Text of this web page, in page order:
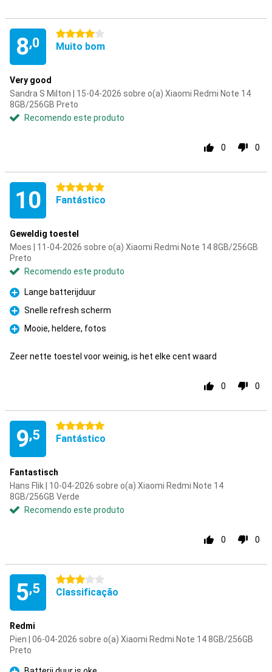
8,0
4 estrelas
Muito bom
Very good
Sandra S Milton | 15-04-2026 sobre o(a) Xiaomi Redmi Note 14
8GB/256GB Preto
Recomendo este produto
0 0
10 5 estrelas
Fantástico
Geweldig toestel
Moes | 11-04-2026 sobre o(a) Xiaomi Redmi Note 14 8GB/256GB
Preto
Recomendo este produto
Prós
Lange batterijduur
Prós
Snelle refresh scherm
Prós
Mooie, heldere, fotos
Zeer nette toestel voor weinig, is het elke cent waard
0 0
9,5
5 estrelas
Fantástico
Fantastisch
Hans Flik | 10-04-2026 sobre o(a) Xiaomi Redmi Note 14
8GB/256GB Verde
Recomendo este produto
0 0
5,5
3 estrelas
Classificação
Redmi
Pien | 06-04-2026 sobre o(a) Xiaomi Redmi Note 14 8GB/256GB
Preto